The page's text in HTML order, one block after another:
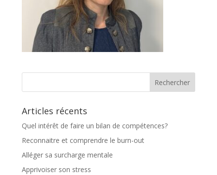
Articles récents
Quel intérêt de faire un bilan de compétences?
Reconnaitre et comprendre le burn-out
Alléger sa surcharge mentale
Apprivoiser son stress